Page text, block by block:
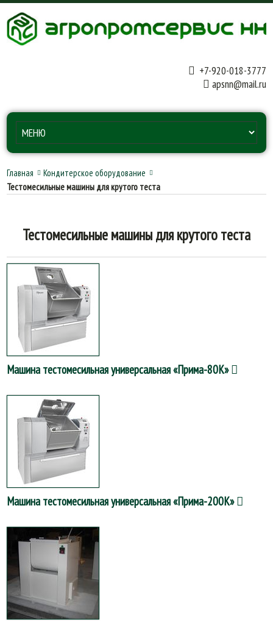
+7-920-018-3777
apsnn@mail.ru
Главная
Кондитерское оборудование
Тестомесильные машины для крутого теста
Тестомесильные машины для крутого теста
Машина тестомесильная универсальная «Прима-80К»
Машина тестомесильная универсальная «Прима-200К»